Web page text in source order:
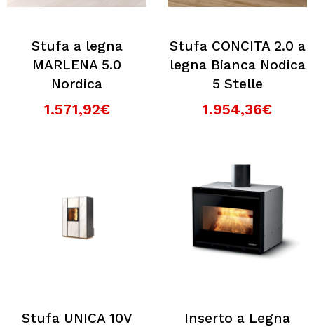
Stufa a legna
MARLENA 5.0
Nordica
1.571,92€
Stufa CONCITA 2.0 a
legna Bianca Nodica
5 Stelle
1.954,36€
Stufa UNICA 10V
Inserto a Legna